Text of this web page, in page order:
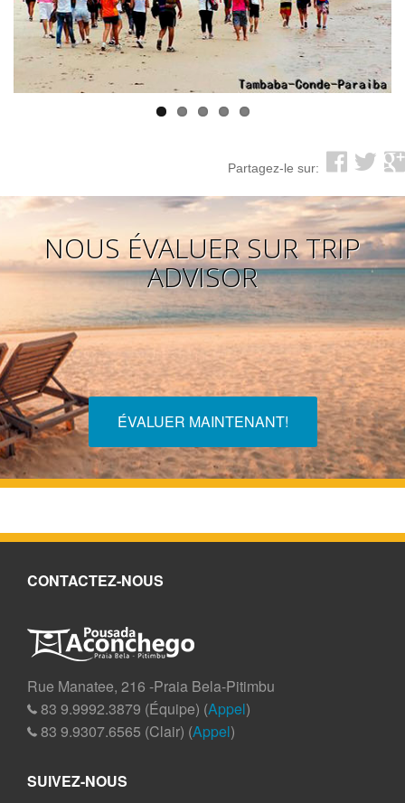
Previous Next
Partagez-le sur:
NOUS ÉVALUER SUR TRIP
ADVISOR
ÉVALUER MAINTENANT!
CONTACTEZ-NOUS
Rue Manatee, 216 -Praia Bela-Pitimbu
83 9.9992.3879 (Équipe) (Appel)
83 9.9307.6565 (Clair) (Appel)
SUIVEZ-NOUS